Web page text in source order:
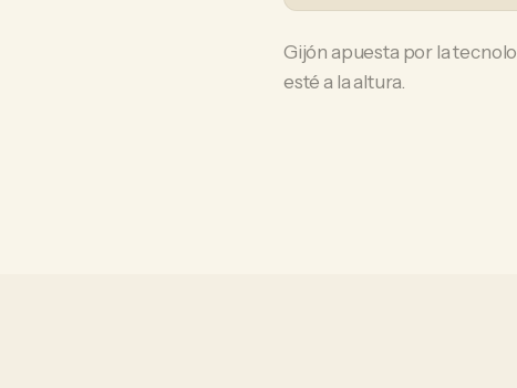
Gijón apuesta por la
esté a la altura.